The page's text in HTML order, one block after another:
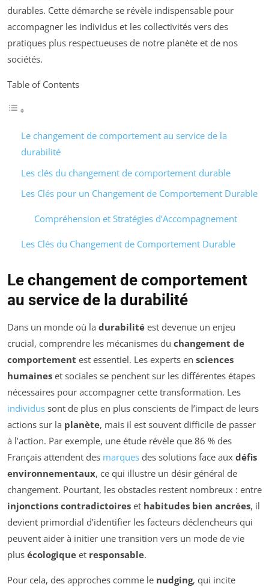
durables. Cette démarche se révèle indispensable pour
accompagner les individus et les collectivités vers des
pratiques plus respectueuses de notre planète et de nos
sociétés.
Table of Contents
Le changement de comportement au service de la
durabilité
Les clés du changement de comportement durable
Les Clés pour un Changement de Comportement Durable
Compréhension et Stratégies d’Accompagnement
Les Clés du Changement de Comportement Durable
Le changement de comportement
au service de la durabilité
Dans un monde où la durabilité est devenue un enjeu
crucial, comprendre les mécanismes du changement de
comportement est essentiel. Les experts en sciences
humaines et sociales se penchent sur les différentes étapes
nécessaires pour accompagner cette transformation. Les
individus sont de plus en plus conscients de l’impact de leurs
actions sur la planète, mais il est souvent difficile de passer
à l’action. Par exemple, une étude révèle que 86 % des
Français attendent des marques des solutions face aux défis
environnementaux, ce qui illustre un désir général de
changement. Pourtant, les obstacles restent nombreux : entre
injonctions contradictoires et habitudes bien ancrées, il
devient primordial d’identifier les facteurs déclencheurs qui
peuvent aider à initier une transition vers un mode de vie
plus écologique et responsable.
Pour cela, des approches comme le nudging, qui incite